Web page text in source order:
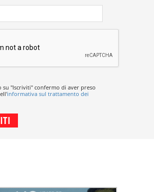
su "Iscriviti" confermo di aver preso
informativa sul trattamento dei